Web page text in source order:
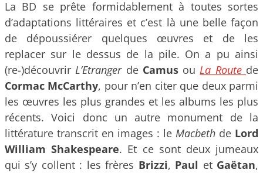
La BD se prête formidablement à toutes sortes
d’adaptations littéraires et c’est là une belle façon
de dépoussiérer quelques œuvres et de les
replacer sur le dessus de la pile. On a pu ainsi
(re-)découvrirL’Etrangerde CamusouLa Route de
Cormac McCarthy, pour n’en citer que deux parmi
les œuvres les plus grandes et les albums les plus
récents. Voici donc un autre monument de la
littérature transcrit en images : le Macbeth de Lord
William Shakespeare. Et ce sont deux jumeaux
qui s’y collent : les frères Brizzi, Paul et Gaëtan,